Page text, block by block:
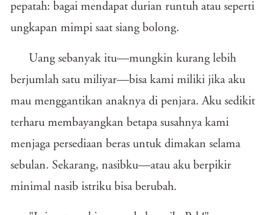
pepatah: bagai mendapat durian runtuh atau seperti
ungkapan mimpi saat siang bolong.
Uang sebanyak itu—mungkin kurang lebih
berjumlah satu miliyar—bisa kami miliki jika aku
mau menggantikan anaknya di penjara. Aku sedikit
terharu membayangkan betapa susahnya kami
menjaga persediaan beras untuk dimakan selama
sebulan. Sekarang, nasibku—atau aku berpikir
minimal nasib istriku bisa berubah.